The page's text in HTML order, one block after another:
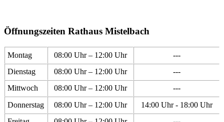
Öffnungszeiten Rathaus Mistelbach
Montag 08:00 Uhr – 12:00 Uhr
---
Dienstag
08:00 Uhr – 12:00 Uhr
---
Mittwoch
08:00 Uhr – 12:00 Uhr
---
Donnerstag
08:00 Uhr – 12:00 Uhr
14:00 Uhr - 18:00 Uhr